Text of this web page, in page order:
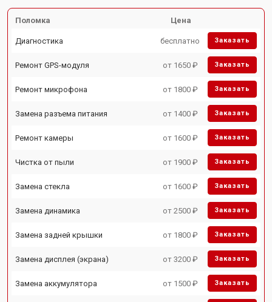
Поломка Цена
Диагностика бесплатно Заказать
Ремонт GPS-модуля от 1650 ₽ Заказать
Ремонт микрофона от 1800 ₽ Заказать
Замена разъема питания от 1400 ₽ Заказать
Ремонт камеры от 1600 ₽ Заказать
Чистка от пыли от 1900 ₽ Заказать
Замена стекла от 1600 ₽ Заказать
Замена динамика от 2500 ₽ Заказать
Замена задней крышки от 1800 ₽ Заказать
Замена дисплея (экрана) от 3200 ₽ Заказать
Замена аккумулятора от 1500 ₽ Заказать